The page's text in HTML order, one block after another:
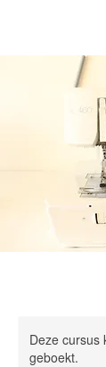
Deze cursus
geboekt.